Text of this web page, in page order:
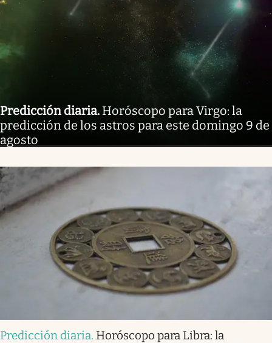
Predicción diaria. Horóscopo para Virgo: la
predicción de los astros para este domingo 9 de
agosto
Predicción diaria. Horóscopo para Libra: la